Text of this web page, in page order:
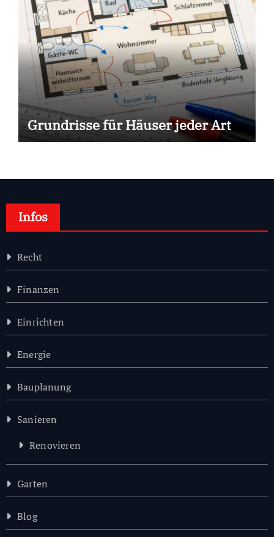
Grundrisse für Häuser jeder Art
Infos
Recht
Finanzen
Einrichten
Energie
Bauplanung
Sanieren
Renovieren
Garten
Blog